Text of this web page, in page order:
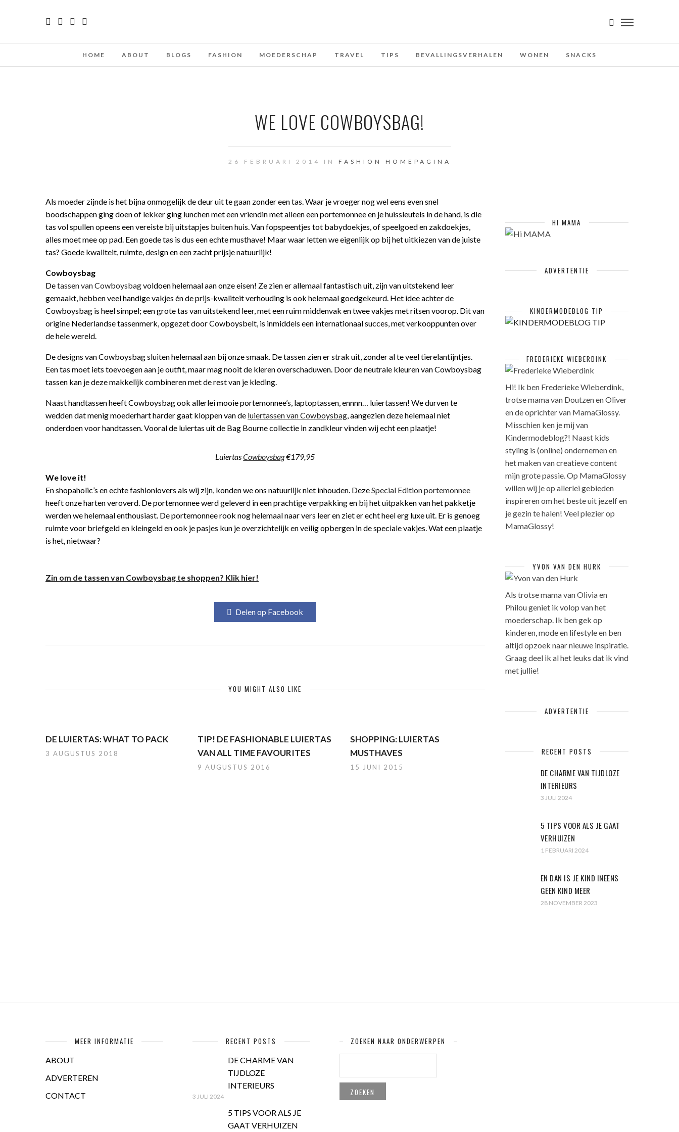
HOME ABOUT BLOGS FASHION MOEDERSCHAP TRAVEL TIPS BEVALLINGSVERHALEN WONEN SNACKS
WE LOVE COWBOYSBAG!
26 FEBRUARI 2014 IN FASHION HOMEPAGINA
Als moeder zijnde is het bijna onmogelijk de deur uit te gaan zonder een tas. Waar je vroeger nog wel eens even snel
boodschappen ging doen of lekker ging lunchen met een vriendin met alleen een portemonnee en je huissleutels in de hand, is die
tas vol spullen opeens een vereiste bij uitstapjes buiten huis. Van fopspeentjes tot babydoekjes, of speelgoed en zakdoekjes,
alles moet mee op pad. Een goede tas is dus een echte musthave! Maar waar letten we eigenlijk op bij het uitkiezen van de juiste
tas? Goede kwaliteit, ruimte, design en een zacht prijsje natuurlijk!
Cowboysbag
Detassen van Cowboysbagvoldoen helemaal aan onze eisen! Ze zien er allemaal fantastisch uit, zijn van uitstekend leer
gemaakt, hebben veel handige vakjes én de prijs-kwaliteit verhouding is ook helemaal goedgekeurd. Het idee achter de
Cowboysbag is heel simpel; een grote tas van uitstekend leer, met een ruim middenvak en twee vakjes met ritsen voorop. Dit van
origine Nederlandse tassenmerk, opgezet door Cowboysbelt, is inmiddels een internationaal succes, met verkooppunten over
de hele wereld.
De designs van Cowboysbag sluiten helemaal aan bij onze smaak. De tassen zien er strak uit, zonder al te veel tierelantijntjes.
Een tas moet iets toevoegen aan je outfit, maar mag nooit de kleren overschaduwen. Door de neutrale kleuren van Cowboysbag
tassen kan je deze makkelijk combineren met de rest van je kleding.
Naast handtassen heeft Cowboysbag ook allerlei mooie portemonnee’s, laptoptassen, ennnn… luiertassen! We durven te
wedden dat menig moederhart harder gaat kloppen van de luiertassen van Cowboysbag, aangezien deze helemaal niet
onderdoen voor handtassen. Vooral de luiertas uit de Bag Bourne collectie in zandkleur vinden wij echt een plaatje!
LuiertasCowboysbag€179,95
We love it!
En shopaholic’s en echte fashionlovers als wij zijn, konden we ons natuurlijk niet inhouden. DezeSpecial Edition portemonnee
heeft onze harten veroverd. De portemonnee werd geleverd in een prachtige verpakking en bij het uitpakken van het pakketje
werden we helemaal enthousiast. De portemonnee rook nog helemaal naar vers leer en ziet er echt heel erg luxe uit. Er is genoeg
ruimte voor briefgeld en kleingeld en ook je pasjes kun je overzichtelijk en veilig opbergen in de speciale vakjes. Wat een plaatje
is het, nietwaar?
Zin om de tassen van Cowboysbag te shoppen? Klik hier!
Delen op Facebook
YOU MIGHT ALSO LIKE
DE LUIERTAS: WHAT TO PACK
3 AUGUSTUS 2018
TIP! DE FASHIONABLE LUIERTAS
VAN ALL TIME FAVOURITES
9 AUGUSTUS 2016
SHOPPING: LUIERTAS
MUSTHAVES
15 JUNI 2015
HI MAMA
ADVERTENTIE
KINDERMODEBLOG TIP
FREDERIEKE WIEBERDINK
Hi! Ik ben Frederieke Wieberdink,
trotse mama van Doutzen en Oliver
en de oprichter van MamaGlossy.
Misschien ken je mij van
Kindermodeblog?! Naast kids
styling is (online) ondernemen en
het maken van creatieve content
mijn grote passie. Op MamaGlossy
willen wij je op allerlei gebieden
inspireren om het beste uit jezelf en
je gezin te halen! Veel plezier op
MamaGlossy!
YVON VAN DEN HURK
Als trotse mama van Olivia en
Philou geniet ik volop van het
moederschap. Ik ben gek op
kinderen, mode en lifestyle en ben
altijd opzoek naar nieuwe inspiratie.
Graag deel ik al het leuks dat ik vind
met jullie!
ADVERTENTIE
RECENT POSTS
DE CHARME VAN TIJDLOZE
INTERIEURS
3 JULI 2024
5 TIPS VOOR ALS JE GAAT
VERHUIZEN
1 FEBRUARI 2024
EN DAN IS JE KIND INEENS
GEEN KIND MEER
28 NOVEMBER 2023
MEER INFORMATIE
ABOUT
ADVERTEREN
CONTACT
RECENT POSTS
DE CHARME VAN
TIJDLOZE
INTERIEURS
3 JULI 2024
5 TIPS VOOR ALS JE
GAAT VERHUIZEN
ZOEKEN NAAR ONDERWERPEN